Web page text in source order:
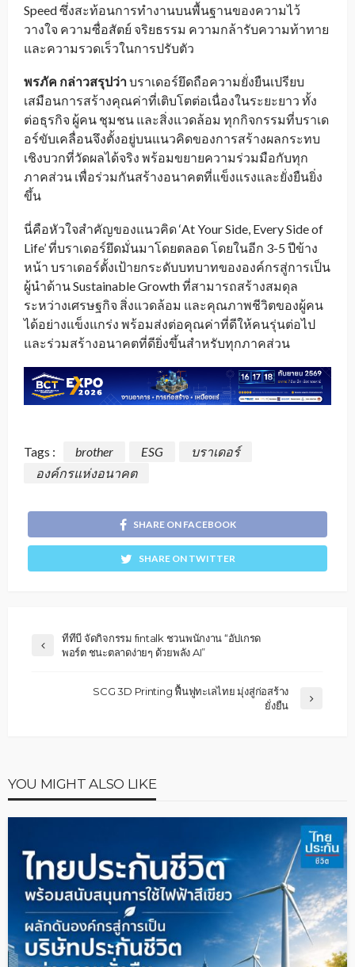
Speed ซึ่งสะท้อนการทำงานบนพื้นฐานของความไว้
วางใจ ความซื่อสัตย์ จริยธรรม ความกล้ารับความท้าทาย
และความรวดเร็วในการปรับตัว
พรภัค กล่าวสรุปว่าบราเดอร์ยึดถือความยั่งยืนเปรียบ
เสมือนการสร้างคุณค่าที่เติบโตต่อเนื่องในระยะยาว ทั้ง
ต่อธุรกิจ ผู้คน ชุมชน และสิ่งแวดล้อม ทุกกิจกรรมที่บราเด
อร์ขับเคลื่อนจึงตั้งอยู่บนแนวคิดของการสร้างผลกระทบ
เชิงบวกที่วัดผลได้จริง พร้อมขยายความร่วมมือกับทุก
ภาคส่วน เพื่อร่วมกันสร้างอนาคตที่แข็งแรงและยั่งยืนยิ่ง
ขึ้น
นี่คือหัวใจสำคัญของแนวคิด ‘At Your Side, Every Side of
Life’ ที่บราเดอร์ยึดมั่นมาโดยตลอด โดยในอีก 3-5 ปีข้าง
หน้า บราเดอร์ตั้งเป้ายกระดับบทบาทขององค์กรสู่การเป็น
ผู้นำด้าน Sustainable Growth ที่สามารถสร้างสมดุล
ระหว่างเศรษฐกิจ สิ่งแวดล้อม และคุณภาพชีวิตของผู้คน
ได้อย่างแข็งแกร่ง พร้อมส่งต่อคุณค่าที่ดีให้คนรุ่นต่อไป
และร่วมสร้างอนาคตที่ดียิ่งขึ้นสำหรับทุกภาคส่วน
Tags : brother ESG
บราเดอร์
องค์กรแห่งอนาคต
SHARE ON FACEBOOK
SHARE ON TWITTER
ทีทีบี จัดกิจกรรม fintalk ชวนพนักงาน “อัปเกรด
พอร์ต ชนะตลาดง่ายๆ ด้วยพลัง AI”
SCG 3D Printing ฟื้นฟูทะเลไทย มุ่งสู่ก่อสร้าง
ยั่งยืน
YOU MIGHT ALSO LIKE